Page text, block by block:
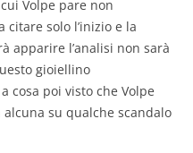
Volpe pare non
citare solo l’inizio e la
apparire l’analisi non sarà
gioiellino
cosa poi visto che Volpe
alcuna su qualche scandalo